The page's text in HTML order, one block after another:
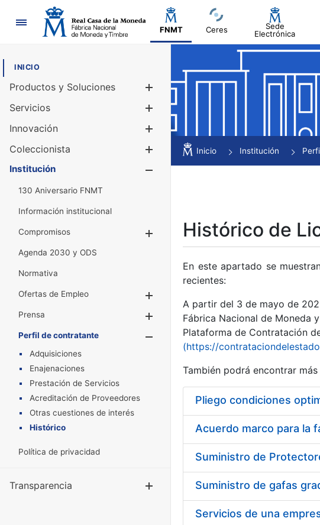
Navegación
FNMT Ceres
Sede
Electrónica
INICIO
Productos y Soluciones
Mostrar/Ocultar
Servicios
Innovación
Coleccionista
Mostrar/Ocultar
Institución
130 Aniversario FNMT
Información institucional
Compromisos
Mostrar/Ocultar
Agenda 2030 y ODS
Normativa
Ofertas de Empleo
Prensa
Mostrar/Ocultar
Perfil de contratante
Mostrar/Ocultar
Adquisiciones
Enajenaciones
Prestación de Servicios
Acreditación de Proveedores
Otras cuestiones de interés
Histórico
Política de privacidad
Transparencia Mostrar/Ocultar
Inicio Institución
Histórico de
En este apartado se
recientes:
A partir del 3 de mayo de
Fábrica Nacional de Moneda
Plataforma de Contratación
(https://
También podrá encontrar
Pliego condiciones
Acuerdo marco para la